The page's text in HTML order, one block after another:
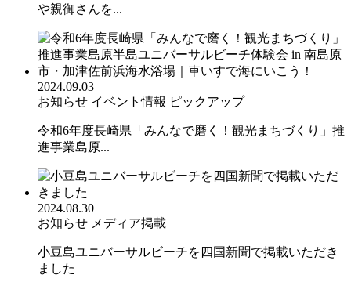
や親御さんを...
2024.09.03
お知らせ イベント情報 ピックアップ
令和6年度長崎県「みんなで磨く！観光まちづくり」推
進事業島原...
2024.08.30
お知らせ メディア掲載
小豆島ユニバーサルビーチを四国新聞で掲載いただき
ました